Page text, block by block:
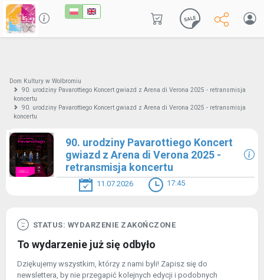
Dom Kultury w Wolbromiu
90. urodziny Pavarottiego Koncert gwiazd z Arena di Verona 2025 - retransmisja
koncertu
90. urodziny Pavarottiego Koncert gwiazd z Arena di Verona 2025 - retransmisja
koncertu
90. urodziny Pavarottiego Koncert
gwiazd z Arena di Verona 2025 -
retransmisja koncertu
11.07.2026 17:45
STATUS: WYDARZENIE ZAKOŃCZONE
To wydarzenie już się odbyło
Dziękujemy wszystkim, którzy z nami byli! Zapisz się do
newslettera, by nie przegapić kolejnych edycji i podobnych